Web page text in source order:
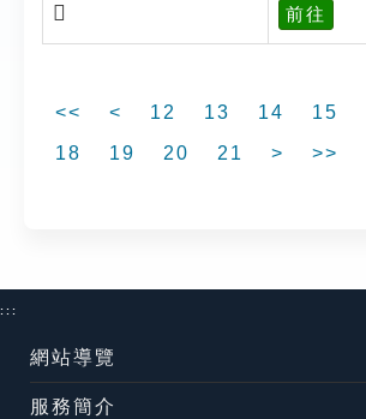
𦗍 前往
<< < 12 13 14 15
18
19 20 21 > >>
:::
網站導覽
服務簡介